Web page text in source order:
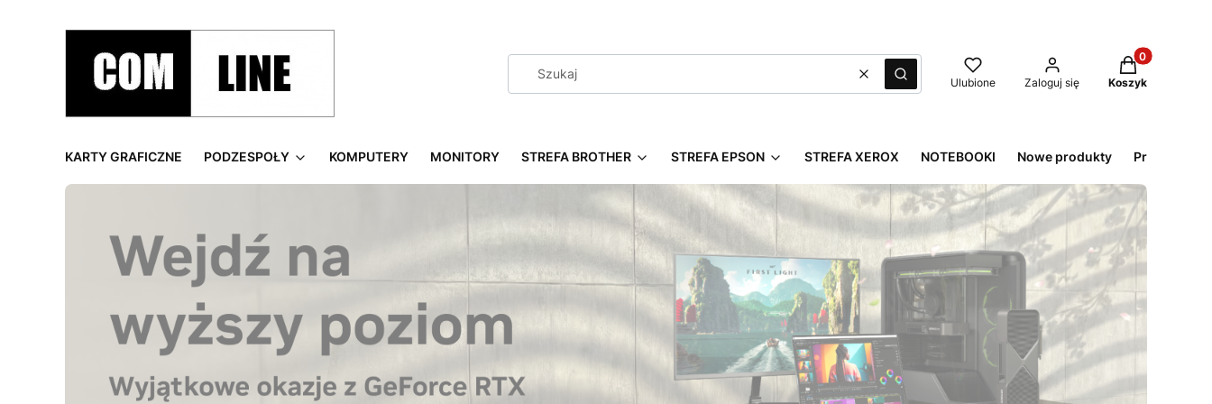
WyczyśćSzukaj Ulubione Zaloguj się
Produkty w
Koszyk
KARTY GRAFICZNE PODZESPOŁY KOMPUTERY MONITORY STREFA BROTHER STREFA EPSON STREFA XEROX NOTEBOOKI Nowe produkty Promocje